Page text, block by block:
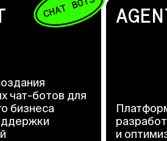
чат-ботов для
бизнеса
и